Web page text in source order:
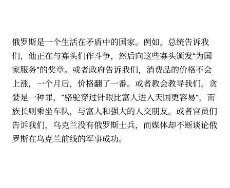
俄罗斯是一个生活在矛盾中的国家。例如，总统告诉我
们，他正在与寡头们作斗争，然后向这些寡头颁发“为国
家服务”的奖章。或者政府告诉我们，消费品的价格不会
上涨，一个月后，价格翻了一番。或者教会教导我们，贪
婪是一种罪，“骆驼穿过针眼比富人进入天国更容易”，而
族长则乘坐车队，与富人和强大的人交朋友。或者官员们
告诉我们，乌克兰没有俄罗斯士兵，而媒体却不断谈论俄
罗斯在乌克兰前线的军事成功。